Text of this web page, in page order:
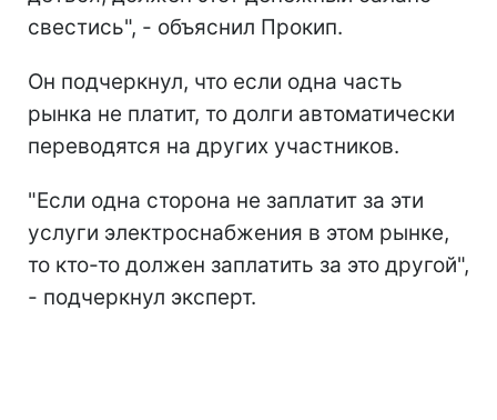
свестись", - объяснил Прокип.
Он подчеркнул, что если одна часть
рынка не платит, то долги автоматически
переводятся на других участников.
"Если одна сторона не заплатит за эти
услуги электроснабжения в этом рынке,
то кто-то должен заплатить за это другой",
- подчеркнул эксперт.